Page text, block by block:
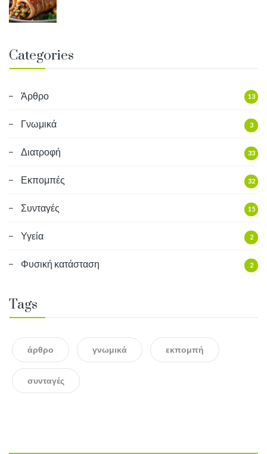
Categories
Άρθρο 13
Γνωμικά 3
Διατροφή 33
Εκπομπές 32
Συνταγές 15
Υγεία 2
Φυσική κατάσταση 2
Tags
άρθρο γνωμικά εκπομπή
συνταγές